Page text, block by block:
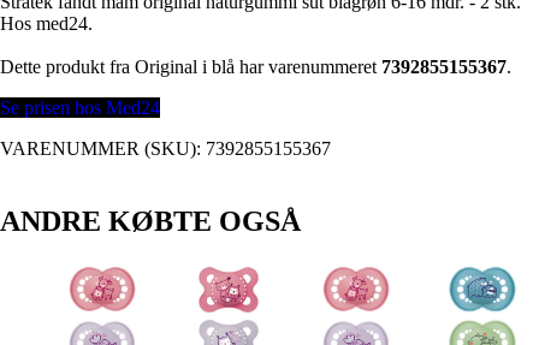
Hos med24.
Dette produkt fra Original i blå har varenummeret 7392855155367.
Se prisen hos Med24
VARENUMMER (SKU): 7392855155367
ANDRE KØBTE OGSÅ